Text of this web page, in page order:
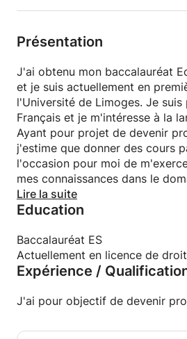
Présentation
J'ai obtenu mon baccalauréat
et je suis actuellement en
l'Université de Limoges. Je suis
Français et je m'intéresse à la
Ayant pour projet de devenir
j'estime que donner des cours
l'occasion pour moi de
mes connaissances dans le
l'enseignement.
Economique et Social et je suis
première année de Droit à
Je suis passionnée par le
professeur des écoles, j'estime
m'exercer et d'approfondir mes
Lire la suite
Education
Baccalauréat ES
Actuellement en licence de droit
Expérience /
J'ai pour objectif de devenir